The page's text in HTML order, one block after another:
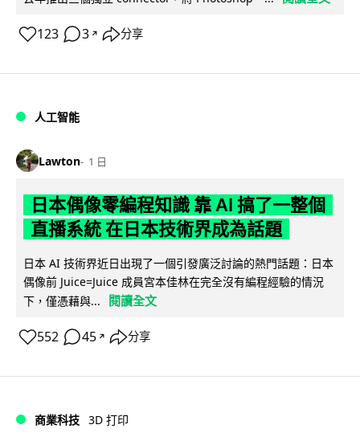
123 3 ↗ 分享
人工智能
Lawton 1 日
日本偶像零編程知識 靠 AI 搞了一整個
直播系統 在日本技術界成為話題
日本 AI 技術界近日出現了一個引發廣泛討論的熱門話題：日本
偶像前 Juice=Juice 成員宮本佳林在完全沒有編程經驗的情況
下，僅憑藉與...
閱讀全文
552 45 ↗ 分享
商業科技 3D 打印